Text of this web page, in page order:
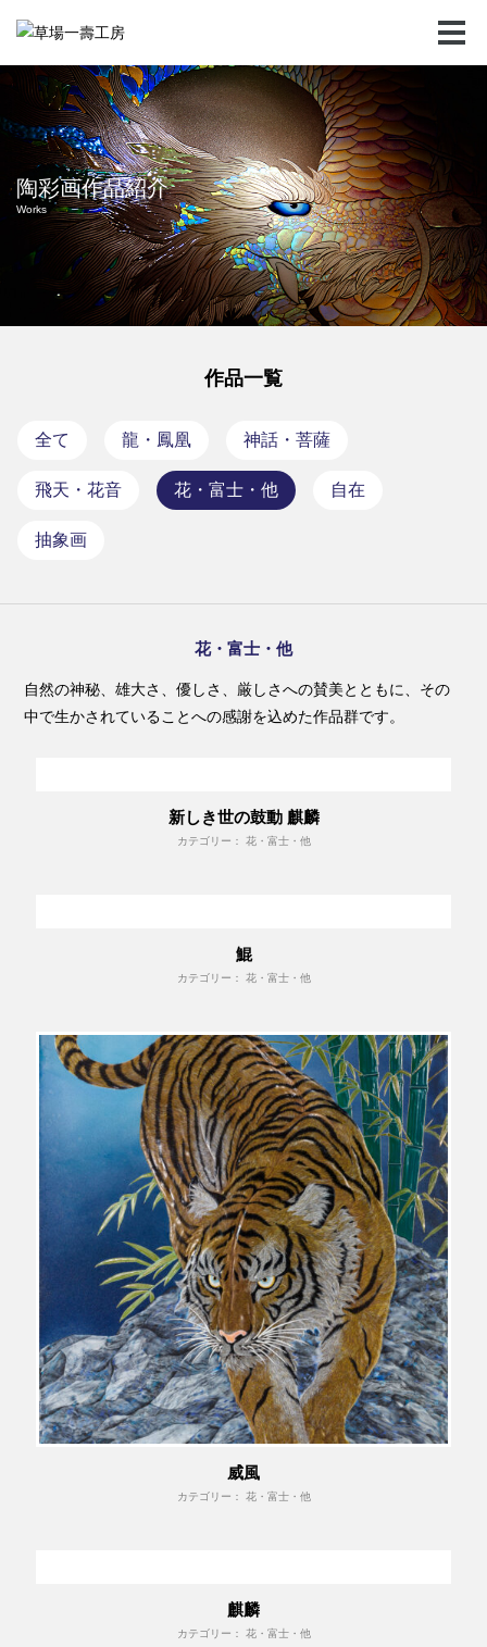
陶彩画作品紹介
Works
作品一覧
全て 龍・鳳凰 神話・菩薩
飛天・花音 花・富士・他 自在
抽象画
花・富士・他
自然の神秘、雄大さ、優しさ、厳しさへの賛美とともに、その
中で生かされていることへの感謝を込めた作品群です。
新しき世の鼓動 麒麟
カテゴリー： 花・富士・他
鯤
カテゴリー： 花・富士・他
威風
カテゴリー： 花・富士・他
麒麟
カテゴリー： 花・富士・他